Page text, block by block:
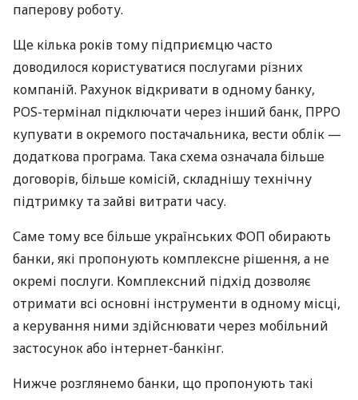
паперову роботу.
Ще кілька років тому підприємцю часто
доводилося користуватися послугами різних
компаній. Рахунок відкривати в одному банку,
POS-термінал підключати через інший банк, ПРРО
купувати в окремого постачальника, вести облік —
додаткова програма. Така схема означала більше
договорів, більше комісій, складнішу технічну
підтримку та зайві витрати часу.
Саме тому все більше українських ФОП обирають
банки, які пропонують комплексне рішення, а не
окремі послуги. Комплексний підхід дозволяє
отримати всі основні інструменти в одному місці,
а керування ними здійснювати через мобільний
застосунок або інтернет-банкінг.
Нижче розглянемо банки, що пропонують такі